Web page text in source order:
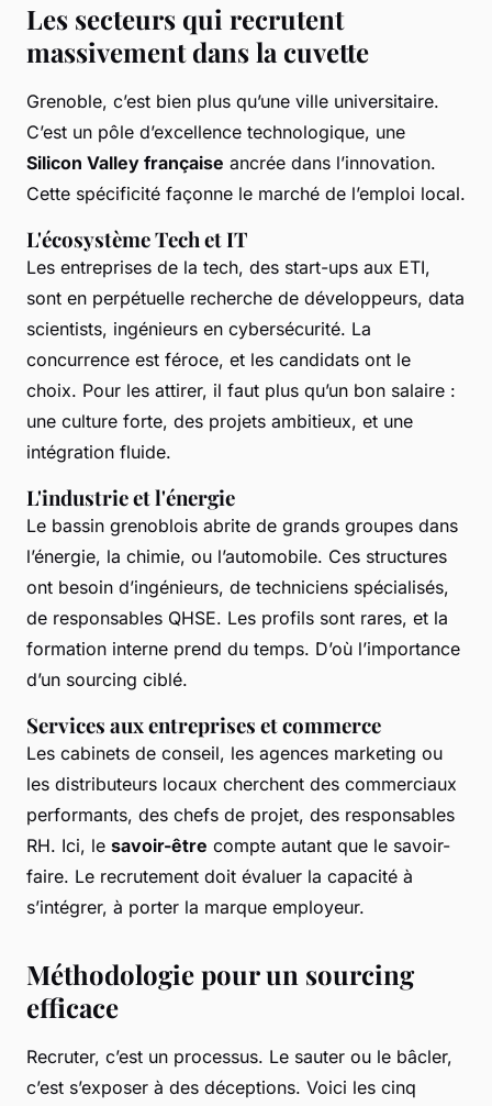
Les secteurs qui recrutent
massivement dans la cuvette
Grenoble, c’est bien plus qu’une ville universitaire.
C’est un pôle d’excellence technologique, une
Silicon Valley française ancrée dans l’innovation.
Cette spécificité façonne le marché de l’emploi local.
L'écosystème Tech et IT
Les entreprises de la tech, des start-ups aux ETI,
sont en perpétuelle recherche de développeurs, data
scientists, ingénieurs en cybersécurité. La
concurrence est féroce, et les candidats ont le
choix. Pour les attirer, il faut plus qu’un bon salaire :
une culture forte, des projets ambitieux, et une
intégration fluide.
L'industrie et l'énergie
Le bassin grenoblois abrite de grands groupes dans
l’énergie, la chimie, ou l’automobile. Ces structures
ont besoin d’ingénieurs, de techniciens spécialisés,
de responsables QHSE. Les profils sont rares, et la
formation interne prend du temps. D’où l’importance
d’un sourcing ciblé.
Services aux entreprises et commerce
Les cabinets de conseil, les agences marketing ou
les distributeurs locaux cherchent des commerciaux
performants, des chefs de projet, des responsables
RH. Ici, le savoir-être compte autant que le savoir-
faire. Le recrutement doit évaluer la capacité à
s’intégrer, à porter la marque employeur.
Méthodologie pour un sourcing
efficace
Recruter, c’est un processus. Le sauter ou le bâcler,
c’est s’exposer à des déceptions. Voici les cinq